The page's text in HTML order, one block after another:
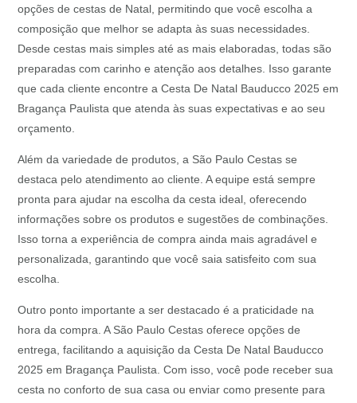
opções de cestas de Natal, permitindo que você escolha a
composição que melhor se adapta às suas necessidades.
Desde cestas mais simples até as mais elaboradas, todas são
preparadas com carinho e atenção aos detalhes. Isso garante
que cada cliente encontre a Cesta De Natal Bauducco 2025 em
Bragança Paulista que atenda às suas expectativas e ao seu
orçamento.
Além da variedade de produtos, a São Paulo Cestas se
destaca pelo atendimento ao cliente. A equipe está sempre
pronta para ajudar na escolha da cesta ideal, oferecendo
informações sobre os produtos e sugestões de combinações.
Isso torna a experiência de compra ainda mais agradável e
personalizada, garantindo que você saia satisfeito com sua
escolha.
Outro ponto importante a ser destacado é a praticidade na
hora da compra. A São Paulo Cestas oferece opções de
entrega, facilitando a aquisição da Cesta De Natal Bauducco
2025 em Bragança Paulista. Com isso, você pode receber sua
cesta no conforto de sua casa ou enviar como presente para